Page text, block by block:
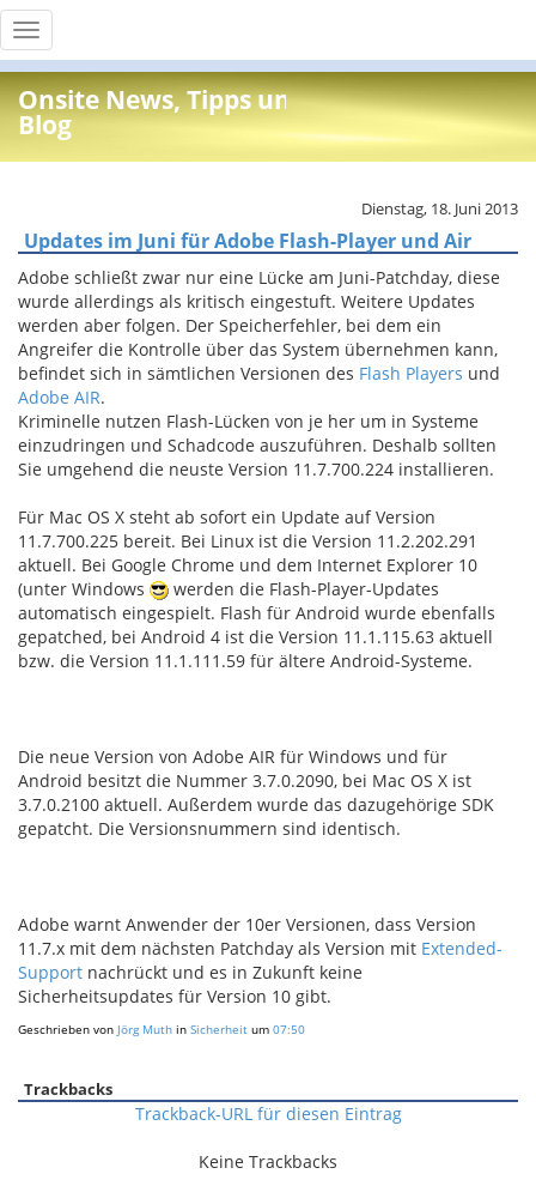
Toggle
navigation
Onsite News, Tipps und Info
Blog
Dienstag, 18. Juni 2013
Updates im Juni für Adobe Flash-Player und Air
Adobe schließt zwar nur eine Lücke am Juni-Patchday, diese
wurde allerdings als kritisch eingestuft. Weitere Updates
werden aber folgen. Der Speicherfehler, bei dem ein
Angreifer die Kontrolle über das System übernehmen kann,
befindet sich in sämtlichen Versionen des Flash Players und
Adobe AIR.
Kriminelle nutzen Flash-Lücken von je her um in Systeme
einzudringen und Schadcode auszuführen. Deshalb sollten
Sie umgehend die neuste Version 11.7.700.224 installieren.
Für Mac OS X steht ab sofort ein Update auf Version
11.7.700.225 bereit. Bei Linux ist die Version 11.2.202.291
aktuell. Bei Google Chrome und dem Internet Explorer 10
(unter Windows
werden die Flash-Player-Updates
automatisch eingespielt. Flash für Android wurde ebenfalls
gepatched, bei Android 4 ist die Version 11.1.115.63 aktuell
bzw. die Version 11.1.111.59 für ältere Android-Systeme.
Die neue Version von Adobe AIR für Windows und für
Android besitzt die Nummer 3.7.0.2090, bei Mac OS X ist
3.7.0.2100 aktuell. Außerdem wurde das dazugehörige SDK
gepatcht. Die Versionsnummern sind identisch.
Adobe warnt Anwender der 10er Versionen, dass Version
11.7.x mit dem nächsten Patchday als Version mit Extended-
Support nachrückt und es in Zukunft keine
Sicherheitsupdates für Version 10 gibt.
Geschrieben von Jörg Muth in Sicherheit um 07:50
Trackbacks
Trackback-URL für diesen Eintrag
Keine Trackbacks